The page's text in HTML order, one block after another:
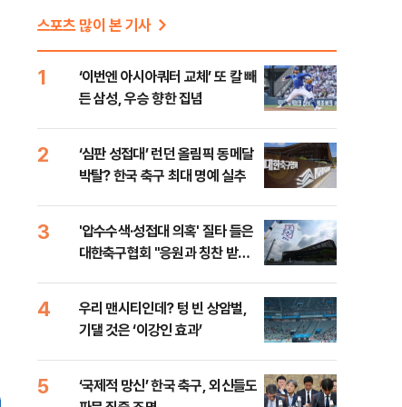
스포츠 많이 본 기사
1
‘이번엔 아시아쿼터 교체’ 또 칼 빼
든 삼성, 우승 향한 집념
2
‘심판 성접대’ 런던 올림픽 동메달
박탈? 한국 축구 최대 명예 실추
3
'압수수색·성접대 의혹' 질타 들은
대한축구협회 "응원과 칭찬 받을
4
우리 맨시티인데? 텅 빈 상암벌,
기댈 것은 ‘이강인 효과’
5
‘국제적 망신’ 한국 축구, 외신들도